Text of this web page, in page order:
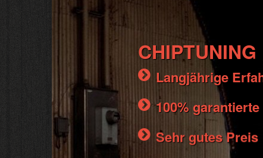
CHIPTUNING
Langjährige
100%
Sehr gutes Preis